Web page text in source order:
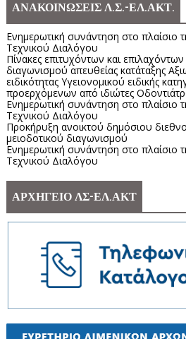
ΑΝΑΚΟΙΝΩΣΕΙΣ Λ.Σ.-ΕΛ.ΑΚΤ.
Ενημερωτική συνάντηση στο πλαίσιο
Τεχνικού Διαλόγου
Πίνακες επιτυχόντων και
διαγωνισμού απευθείας κατάταξης
ειδικότητας Υγειονομικού ειδικής
προερχόμενων από ιδιώτες
Ενημερωτική συνάντηση στο πλαίσιο
Τεχνικού Διαλόγου
Προκήρυξη ανοικτού δημόσιου
μειοδοτικού διαγωνισμού
Ενημερωτική συνάντηση στο πλαίσιο
Τεχνικού Διαλόγου
ΑΡΧΗΓΕΙΟ ΛΣ-ΕΛ.ΑΚΤ